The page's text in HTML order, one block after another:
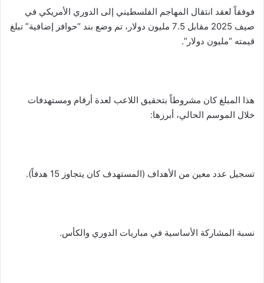
فوفقاً لعقد انتقال المهاجم الفلسطيني إلى الدوري الأمريكي في
صيف 2025 مقابل 7.5 مليون دولار، تم وضع بند “حوافز إضافية” تبلغ
قيمته “مليون دولار”.
​هذا المبلغ كان مشروطاً بتحقيق اللاعب لعدة أرقام ومستهدفات
خلال الموسم الحالي، أبرزها:
​تسجيل عدد معين من الأهداف (المستهدف كان يتجاوز 15 هدفاً).
​نسبة المشاركة الأساسية في مباريات الدوري والكأس.